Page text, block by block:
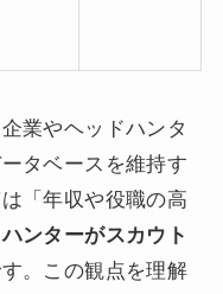
業やヘッドハンタ
タベースを維持す
「年収や役職の高
ンターがスカウト
。この観点を理解